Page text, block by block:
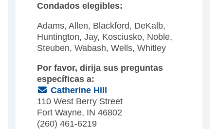
Condados elegibles:
Adams, Allen, Blackford, DeKalb,
Huntington, Jay, Kosciusko, Noble,
Steuben, Wabash, Wells, Whitley
Por favor, dirija sus preguntas
específicas a:
(Email)
Catherine Hill
110 West Berry Street
Fort Wayne, IN 46802
(260) 461-6219